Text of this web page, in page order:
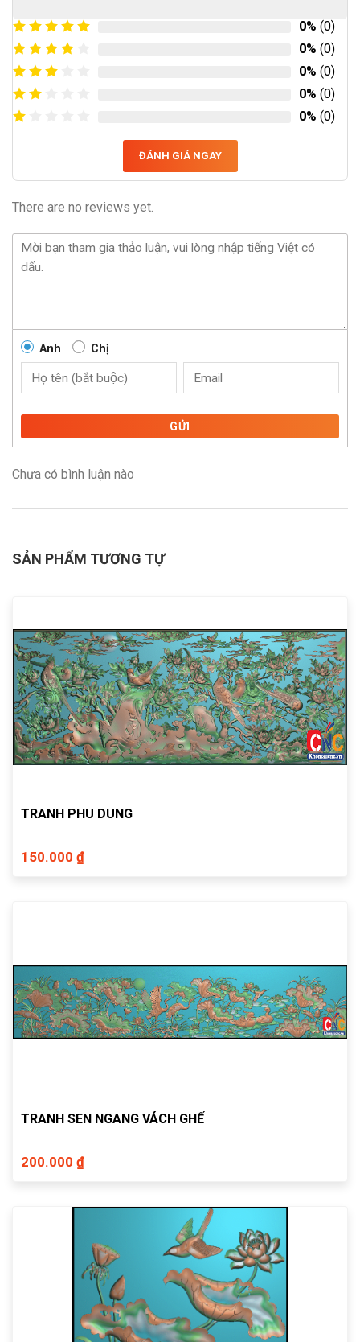
0% (0)
0% (0)
0% (0)
0% (0)
0% (0)
ĐÁNH GIÁ NGAY
There are no reviews yet.
Anh Chị
GỬI
Chưa có bình luận nào
SẢN PHẨM TƯƠNG TỰ
TRANH PHU DUNG
150.000 ₫
TRANH SEN NGANG VÁCH GHẾ
200.000 ₫